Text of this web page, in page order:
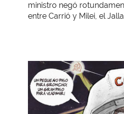
ministro negó
entre Carrió y Milei, el
Imagen